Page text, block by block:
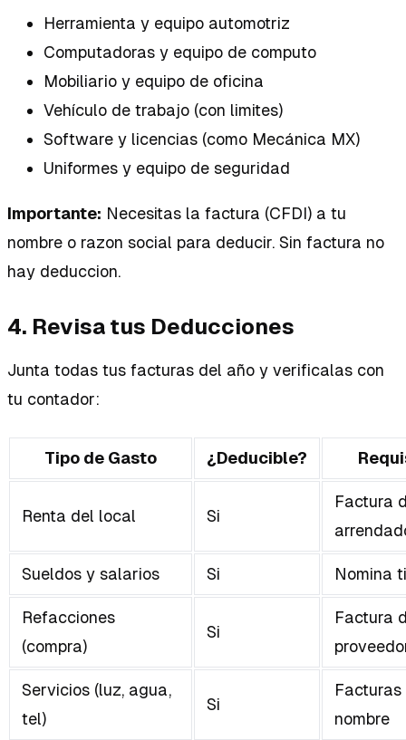
Herramienta y equipo automotriz
Computadoras y equipo de computo
Mobiliario y equipo de oficina
Vehículo de trabajo (con limites)
Software y licencias (como Mecánica MX)
Uniformes y equipo de seguridad
Importante: Necesitas la factura (CFDI) a tu
nombre o razon social para deducir. Sin factura no
hay deduccion.
4. Revisa tus Deducciones
Junta todas tus facturas del año y verificalas con
tu contador:
Tipo de Gasto ¿Deducible?
Renta del local Si
Factura
Sueldos y salarios Si Nomina
Refacciones
(compra)
Si
Factura
Servicios (luz, agua,
tel)
Si
nombre